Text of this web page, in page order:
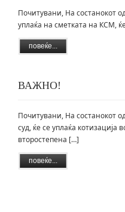
Почитувани, На состанокот
уплаќа на сметката на КСМ,
повеќе...
ВАЖНО!
Почитувани, На состанокот
суд, ќе се уплаќа
второстепена […]
повеќе...